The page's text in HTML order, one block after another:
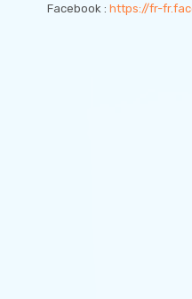
Facebook : https://fr-